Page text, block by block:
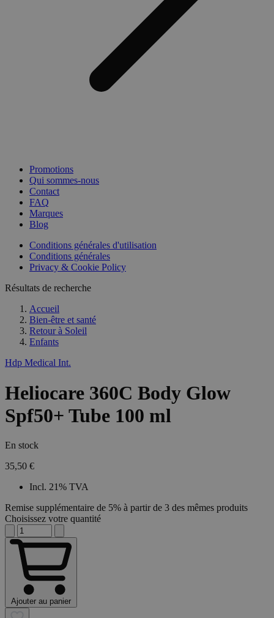
Promotions
Qui sommes-nous
Contact
FAQ
Marques
Blog
Conditions générales d'utilisation
Conditions générales
Privacy & Cookie Policy
Résultats de recherche
Accueil
Bien-être et santé
Retour à Soleil
Enfants
Hdp Medical Int.
Heliocare 360C Body Glow
Spf50+ Tube 100 ml
En stock
35,50 €
Incl. 21% TVA
Remise supplémentaire de 5% à partir de 3 des mêmes produits
Choisissez votre quantité
Ajouter au panier